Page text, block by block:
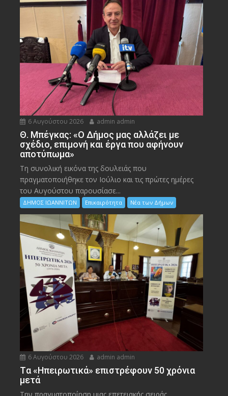
6 Αυγούστου 2026 admin admin
Θ. Μπέγκας: «Ο Δήμος μας αλλάζει με
σχέδιο, επιμονή και έργα που αφήνουν
αποτύπωμα»
Τη συνολική εικόνα της δουλειάς που
πραγματοποιήθηκε τον Ιούλιο και τις πρώτες ημέρες
του Αυγούστου παρουσίασε...
ΔΗΜΟΣ ΙΩΑΝΝΙΤΩΝ Επικαιρότητα Νέα των Δήμων
6 Αυγούστου 2026 admin admin
Tα «Ηπειρωτικά» επιστρέφουν 50 χρόνια
μετά